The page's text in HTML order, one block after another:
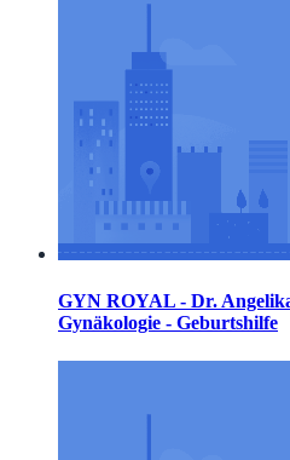
GYN ROYAL - Dr.
Gynäkologie - Geburtshilfe